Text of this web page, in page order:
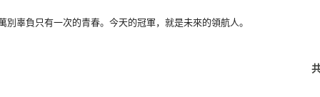
別辜負只有一次的青春。今天的冠軍，就是未來的領航人。